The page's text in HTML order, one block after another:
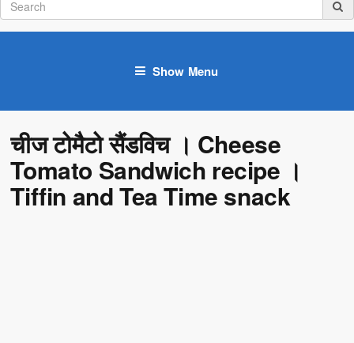
Show Menu
चीज टोमैटो सैंडविच । Cheese
Tomato Sandwich recipe ।
Tiffin and Tea Time snack